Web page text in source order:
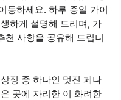
동하세요. 하루 종일 가이
하게 설명해 드리며, 가
천 사항을 공유해 드립니
징 중 하나인 멋진 페나
곳에 자리한 이 화려한